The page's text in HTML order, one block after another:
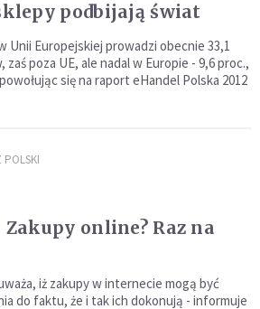
podbijają świat
Unii Europejskiej prowadzi obecnie 33,1
poza UE, ale nadal w Europie - 9,6 proc.,
się na raport eHandel Polska 2012
POLSKI
Zakupy online? Raz na
iż zakupy w internecie mogą być
do faktu, że i tak ich dokonują - informuje